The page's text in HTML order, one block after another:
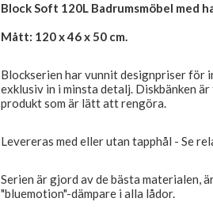
Block Soft 120L Badrumsmöbel med
Mått: 120 x 46 x 50 cm.
Blockserien har vunnit designpriser för
exklusiv in i minsta detalj. Diskbänken
produkt som är lätt att rengöra.
Levereras med eller utan tapphål - Se
Serien är gjord av de bästa materialen,
"bluemotion"-dämpare i alla lådor.